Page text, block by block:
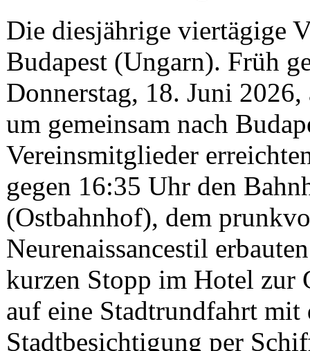
Die diesjährige viertägige
Budapest (Ungarn). Früh
Donnerstag, 18. Juni
um gemeinsam nach
Vereinsmitglieder
gegen 16:35 Uhr den
(Ostbahnhof), dem
Neurenaissancestil
kurzen Stopp im Hotel zur
auf eine Stadtrundfahrt mit
Stadtbesichtigung per